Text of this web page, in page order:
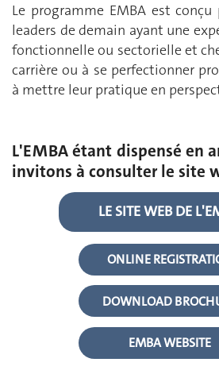
Le programme EMBA est
leaders de demain ayant une
fonctionnelle ou sectorielle et
carrière ou à se perfectionner
à mettre leur pratique en
L'EMBA étant dispensé en
invitons à consulter le site
LE SITE WEB DE
ONLINE
DOWNLOAD
EMBA WEBSITE